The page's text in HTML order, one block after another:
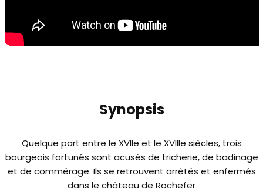
Synopsis
Quelque part entre le XVIIe et le XVIIIe siècles, trois
bourgeois fortunés sont acusés de tricherie, de badinage
et de commérage. Ils se retrouvent arrêtés et enfermés
dans le château de Rochefer